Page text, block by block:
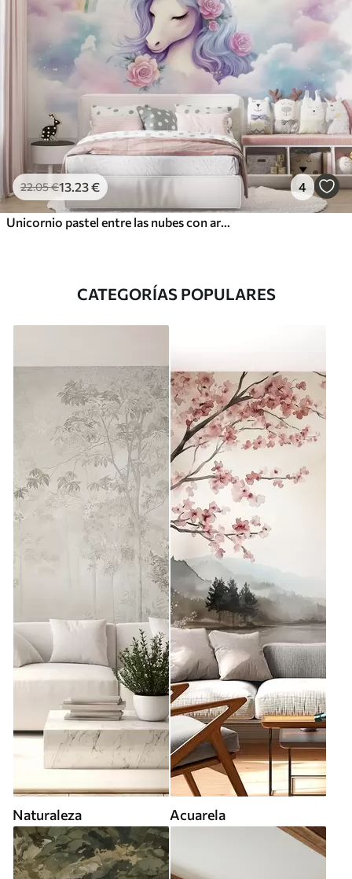
22.05€13.23€ 4
Unicornio pastel entre las nubes con arcoíris y rosas
CATEGORÍAS POPULARES
Naturaleza Acuarela